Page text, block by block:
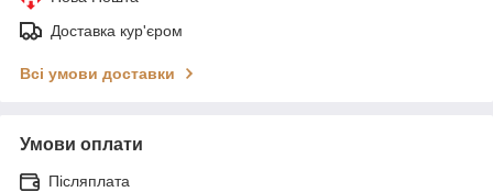
Доставка кур'єром
Всі умови доставки
Умови оплати
Післяплата